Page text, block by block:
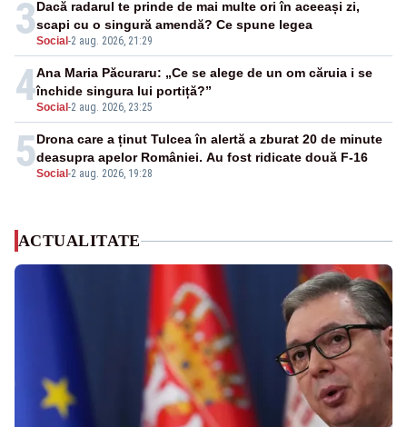
3Social -2 aug. 2026, 21:29
Dacă radarul te prinde de mai multe ori în aceeași zi,
scapi cu o singură amendă? Ce spune legea
4Social -2 aug. 2026, 23:25
Ana Maria Păcuraru: „Ce se alege de un om căruia i se
închide singura lui portiță?”
5Social -2 aug. 2026, 19:28
Drona care a ținut Tulcea în alertă a zburat 20 de minute
deasupra apelor României. Au fost ridicate două F-16
ACTUALITATE